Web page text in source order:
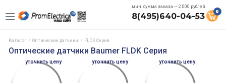
мин. сумма заказа — 2.000 рублей
8(495)640-04-53 0
Каталог Оптические датчики FLDK Серия
Оптические датчики Baumer FLDK Серия
уточнить цену уточнить цену уточнить цену